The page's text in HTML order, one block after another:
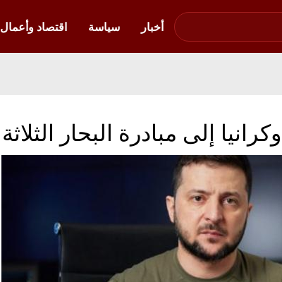
أخبار
سياسة اقتصاد وأعمال
إلى مبادرة البحار الثلاثة